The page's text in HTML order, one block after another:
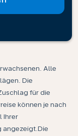
Alle
Die
für die
können je nach
Ihrer
angezeigt.Die